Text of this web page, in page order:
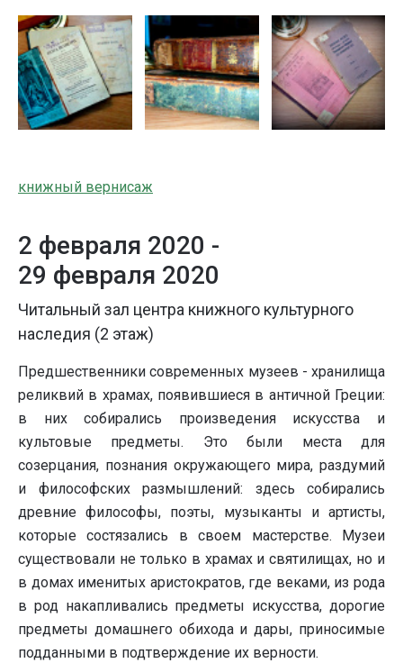
книжный вернисаж
2 февраля 2020 -
29 февраля 2020
Читальный зал центра книжного культурного
наследия (2 этаж)
Предшественники современных музеев - хранилища
реликвий в храмах, появившиеся в античной Греции:
в них собирались произведения искусства и
культовые предметы. Это были места для
созерцания, познания окружающего мира, раздумий
и философских размышлений: здесь собирались
древние философы, поэты, музыканты и артисты,
которые состязались в своем мастерстве. Музеи
существовали не только в храмах и святилищах, но и
в домах именитых аристократов, где веками, из рода
в род накапливались предметы искусства, дорогие
предметы домашнего обихода и дары, приносимые
подданными в подтверждение их верности.